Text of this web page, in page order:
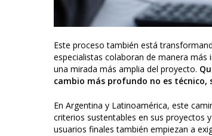
Este proceso también está
especialistas colaboran de manera
una mirada más amplia del proyecto.
cambio más profundo no es técnico,
En Argentina y Latinoamérica, este
criterios sustentables en sus proyectos
usuarios finales también empiezan a